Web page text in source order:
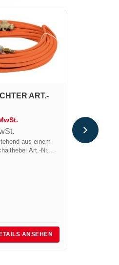
ART.-
aus einem
Art.-Nr.
ANSEHEN
150T
102,01